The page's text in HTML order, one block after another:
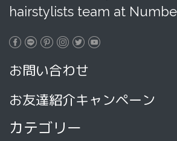
hairstylists team at
お問い合わせ
お友達紹介キャンペーン
カテゴリー